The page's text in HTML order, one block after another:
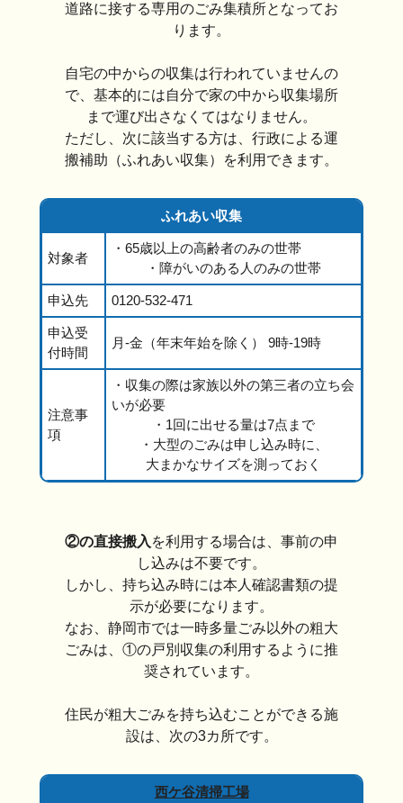
道路に接する専用のごみ集積所となってお
ります。
自宅の中からの収集は行われていませんの
で、基本的には自分で家の中から収集場所
まで運び出さなくてはなりません。
ただし、次に該当する方は、行政による運
搬補助（ふれあい収集）を利用できます。
ふれあい収集
対象者
・65歳以上の高齢者のみの世帯
・障がいのある人のみの世帯
申込先 0120-532-471
申込受
付時間
月-金（年末年始を除く） 9時-19時
注意事
項
・収集の際は家族以外の第三者の立ち会
いが必要
・1回に出せる量は7点まで
・大型のごみは申し込み時に、
大まかなサイズを測っておく
②の直接搬入を利用する場合は、事前の申
し込みは不要です。
しかし、持ち込み時には本人確認書類の提
示が必要になります。
なお、静岡市では一時多量ごみ以外の粗大
ごみは、①の戸別収集の利用するように推
奨されています。
住民が粗大ごみを持ち込むことができる施
設は、次の3カ所です。
西ケ谷清掃工場